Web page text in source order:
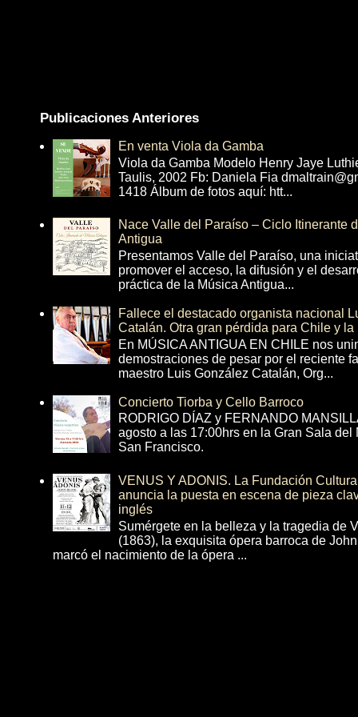
Publicaciones Anteriores
En venta Viola da Gamba
Viola da Gamba Modelo Henry Jaye
Taulis, 2002 Fb: Daniela Fia
1418 Álbum de fotos aquí: htt...
Nace Valle del Paraíso – Ciclo Itinerante
Antigua
Presentamos Valle del Paraíso, una
promover el acceso, la difusión y el
práctica de la Música Antigua...
Fallece el destacado organista nacional
Catalán. Otra gran pérdida para Chile y la
En MÚSICA ANTIGUA EN CHILE nos
demostraciones de pesar por el reciente
maestro Luis González Catalán, Org...
Concierto Tiorba y Cello Barroco
RODRIGO DÍAZ y FERNANDO
agosto a las 17:00hrs en la Gran Sala
San Francisco.
VENUS Y ADONIS. La Fundación
anuncia la puesta en escena de pieza
inglés
Sumérgete en la belleza y la tragedia de
(1863), la exquisita ópera barroca de
marcó el nacimiento de la ópera ...